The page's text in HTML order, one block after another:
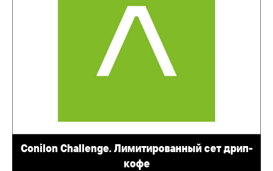
Conilon Challenge. Лимитированный сет дрип-
кофе